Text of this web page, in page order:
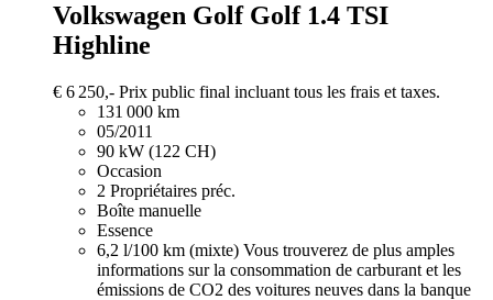
Volkswagen Golf Golf 1.4 TSI
Highline
€ 6 250,- Prix public final incluant tous les frais et taxes.
131 000 km
05/2011
90 kW (122 CH)
Occasion
2 Propriétaires préc.
Boîte manuelle
Essence
6,2 l/100 km (mixte) Vous trouverez de plus amples
informations sur la consommation de carburant et les
émissions de CO2 des voitures neuves dans la banque